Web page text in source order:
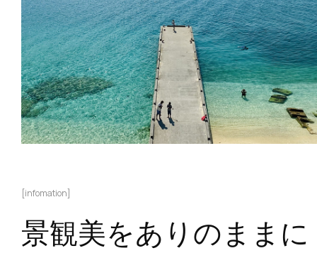
[infomation]
景観美をありのままに